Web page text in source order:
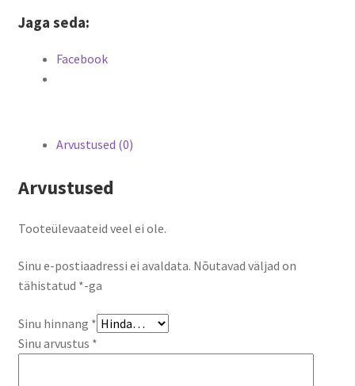
Jaga seda:
Facebook
Arvustused (0)
Arvustused
Tooteülevaateid veel ei ole.
Sinu e-postiaadressi ei avaldata. Nõutavad väljad on
tähistatud *-ga
Sinu hinnang *
Sinu arvustus *